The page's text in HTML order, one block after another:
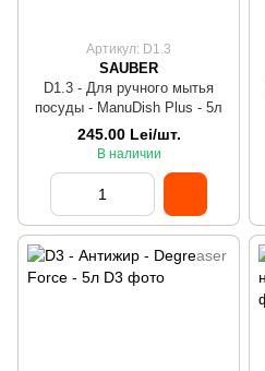
Артикул: D1.3
SAUBER
D1.3 - Для ручного мытья
посуды - ManuDish Plus - 5л
245.00 Lei/шт.
В наличии